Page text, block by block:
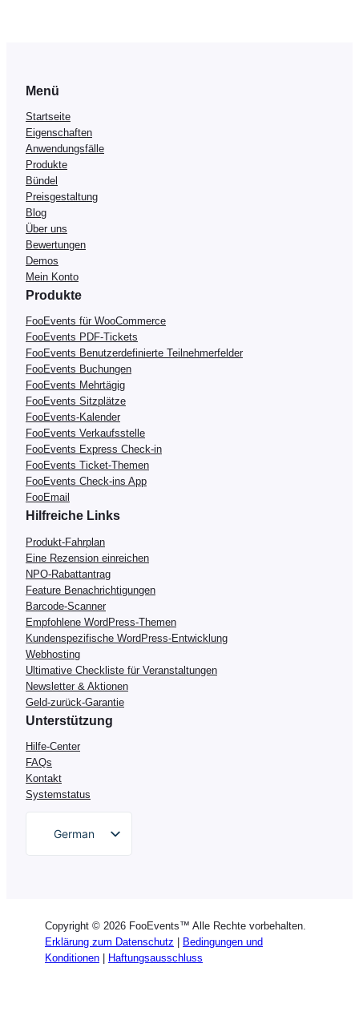
Menü
Startseite
Eigenschaften
Anwendungsfälle
Produkte
Bündel
Preisgestaltung
Blog
Über uns
Bewertungen
Demos
Mein Konto
Produkte
FooEvents für WooCommerce
FooEvents PDF-Tickets
FooEvents Benutzerdefinierte Teilnehmerfelder
FooEvents Buchungen
FooEvents Mehrtägig
FooEvents Sitzplätze
FooEvents-Kalender
FooEvents Verkaufsstelle
FooEvents Express Check-in
FooEvents Ticket-Themen
FooEvents Check-ins App
FooEmail
Hilfreiche Links
Produkt-Fahrplan
Eine Rezension einreichen
NPO-Rabattantrag
Feature Benachrichtigungen
Barcode-Scanner
Empfohlene WordPress-Themen
Kundenspezifische WordPress-Entwicklung
Webhosting
Ultimative Checkliste für Veranstaltungen
Newsletter & Aktionen
Geld-zurück-Garantie
Unterstützung
Hilfe-Center
FAQs
Kontakt
Systemstatus
German
Italian
Portuguese
Copyright © 2026 FooEvents™ Alle Rechte vorbehalten.
Erklärung zum Datenschutz
Bedingungen und
Konditionen
Haftungsausschluss